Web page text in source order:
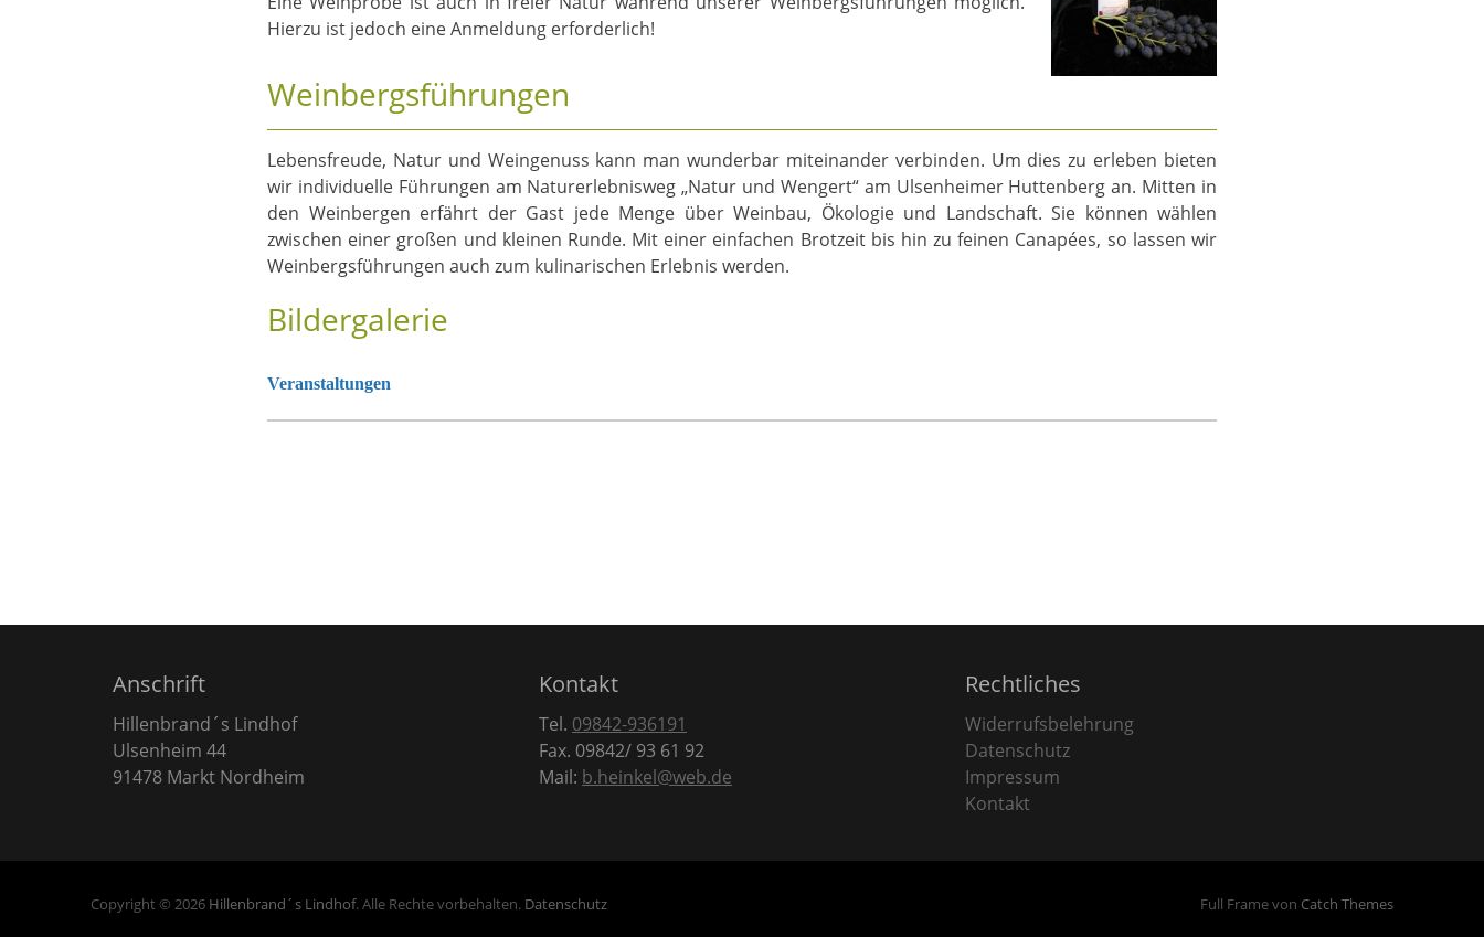
Hierzu ist jedoch eine Anmeldung erforderlich!
Weinbergsführungen
Lebensfreude, Natur und Weingenuss kann man wunderbar miteinander verbinden. Um dies zu erleben bieten
wir individuelle Führungen am Naturerlebnisweg „Natur und Wengert“ am Ulsenheimer Huttenberg an. Mitten in
den Weinbergen erfährt der Gast jede Menge über Weinbau, Ökologie und Landschaft. Sie können wählen
zwischen einer großen und kleinen Runde. Mit einer einfachen Brotzeit bis hin zu feinen Canapées, so lassen wir
Weinbergsführungen auch zum kulinarischen Erlebnis werden.
Bildergalerie
Veranstaltungen
Anschrift
Hillenbrand´s Lindhof
Ulsenheim 44
91478 Markt Nordheim
Kontakt
Tel. 09842-936191
Fax. 09842/ 93 61 92
Mail: b.heinkel@web.de
Rechtliches
Widerrufsbelehrung
Datenschutz
Impressum
Kontakt
Copyright © 2026 Hillenbrand´s Lindhof. Alle Rechte vorbehalten. Datenschutz Full Frame von Catch Themes